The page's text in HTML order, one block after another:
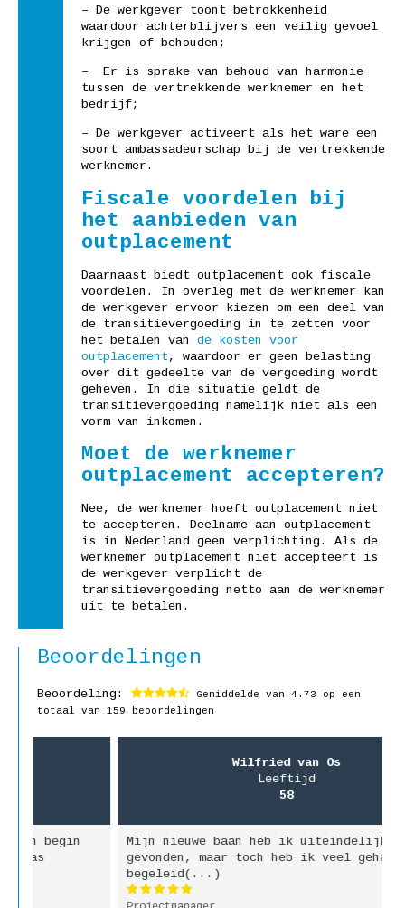
– De werkgever toont betrokkenheid
waardoor achterblijvers een veilig gevoel
krijgen of behouden;
– Er is sprake van behoud van harmonie
tussen de vertrekkende werknemer en het
bedrijf;
– De werkgever activeert als het ware een
soort ambassadeurschap bij de vertrekkende
werknemer.
Fiscale voordelen bij
het aanbieden van
outplacement
Daarnaast biedt outplacement ook fiscale
voordelen. In overleg met de werknemer kan
de werkgever ervoor kiezen om een deel van
de transitievergoeding in te zetten voor
het betalen van de kosten voor
outplacement, waardoor er geen belasting
over dit gedeelte van de vergoeding wordt
geheven. In die situatie geldt de
transitievergoeding namelijk niet als een
vorm van inkomen.
Moet de werknemer
outplacement accepteren?
Nee, de werknemer hoeft outplacement niet
te accepteren. Deelname aan outplacement
is in Nederland geen verplichting. Als de
werknemer outplacement niet accepteert is
de werkgever verplicht de
transitievergoeding netto aan de werknemer
uit te betalen.
Beoordelingen
Beoordeling: Gemiddelde van 4.73 op een
totaal van 159 beoordelingen
Wilfried van Os
Mijn nieuwe baan heb ik uiteindelijk zelf
gevonden, maar toch heb ik veel gehad aan de
begeleid(...)